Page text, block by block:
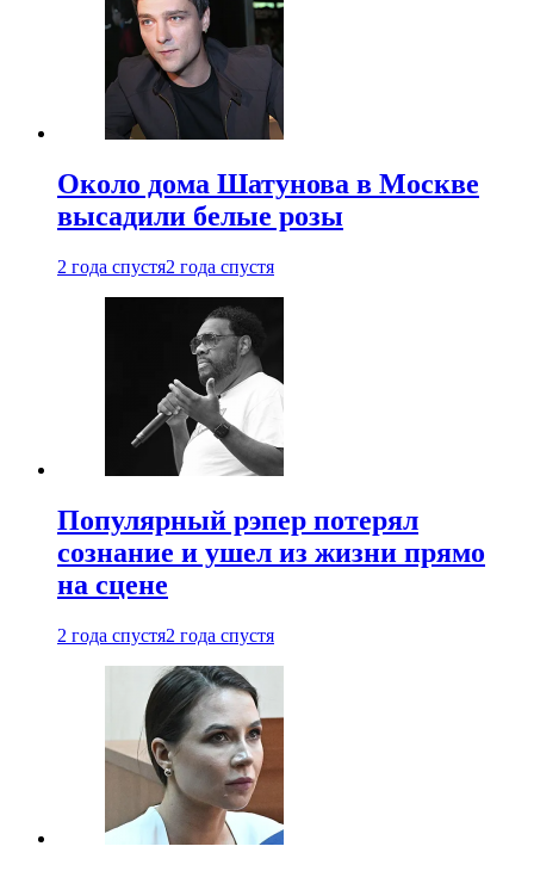
Около дома Шатунова в Москве
высадили белые розы
2 года спустя2 года спустя
Популярный рэпер потерял
сознание и ушел из жизни прямо
на сцене
2 года спустя2 года спустя